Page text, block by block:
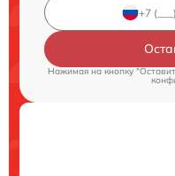
Нажимая на кнопку